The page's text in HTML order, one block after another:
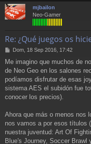
mjbailon
Neo-Gamer
Re: ¿Qué juegos os
M
n
s
a
j
Dom, 18 Sep 2016, 17:42
Me imagino que muchos de
de Neo Geo en los salones
podíamos disfrutar de esas
sistema AES el subidón fue
conocer los precios).
Ahora que más o menos nos
nos vamos a por esos títulos
nuestra juventud: Art Of
Blue's Journey, Soccer Brawl